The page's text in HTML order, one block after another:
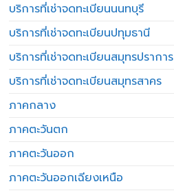
บริการที่เช่าจดทะเบียนนนทบุรี
บริการที่เช่าจดทะเบียนปทุมธานี
บริการที่เช่าจดทะเบียนสมุทรปราการ
บริการที่เช่าจดทะเบียนสมุทรสาคร
ภาคกลาง
ภาคตะวันตก
ภาคตะวันออก
ภาคตะวันออกเฉียงเหนือ